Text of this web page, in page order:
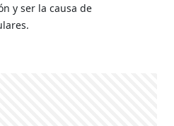
y ser la causa de